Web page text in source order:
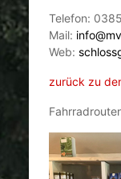
Telefon:
Mail:
Web:
zurück zu